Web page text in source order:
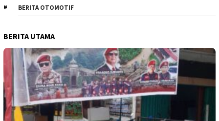
BERITA OTOMOTIF
BERITA UTAMA